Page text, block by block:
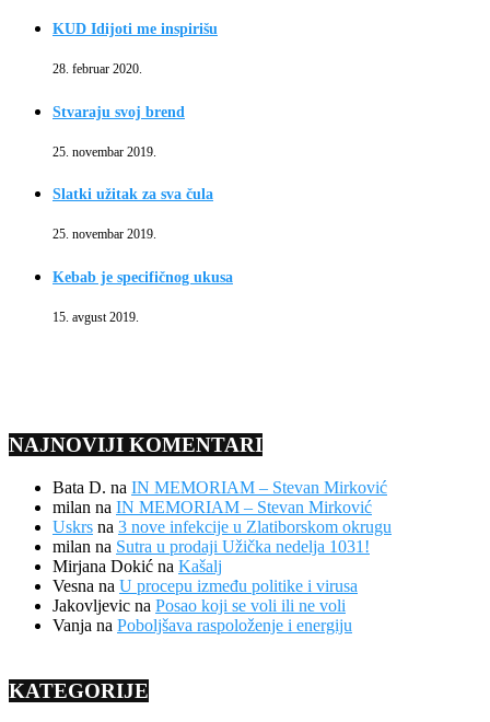
KUD Idijoti me inspirišu
28. februar 2020.
Stvaraju svoj brend
25. novembar 2019.
Slatki užitak za sva čula
25. novembar 2019.
Kebab je specifičnog ukusa
15. avgust 2019.
NAJNOVIJI KOMENTARI
Bata D. na IN MEMORIAM – Stevan Mirković
milan na IN MEMORIAM – Stevan Mirković
Uskrs na 3 nove infekcije u Zlatiborskom okrugu
milan na Sutra u prodaji Užička nedelja 1031!
Mirjana Dokić na Kašalj
Vesna na U procepu između politike i virusa
Jakovljevic na Posao koji se voli ili ne voli
Vanja na Poboljšava raspoloženje i energiju
KATEGORIJE